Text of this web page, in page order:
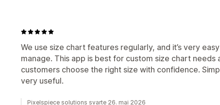
We use size chart features regularly, and it’s very
manage. This app is best for custom size chart needs
customers choose the right size with confidence.
very useful.
Pixelspiece solutions svarte 26. mai 2026